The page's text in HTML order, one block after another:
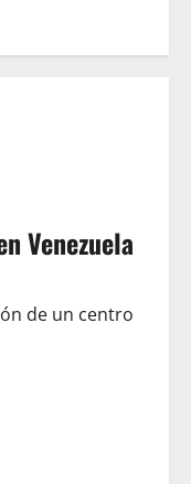
Venezuela
de un centro